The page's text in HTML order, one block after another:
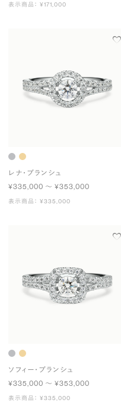
表示商品： ¥171,000
レナ・ブランシュ
¥335,000 〜 ¥353,000
表示商品： ¥335,000
ソフィー・ブランシュ
¥335,000 〜 ¥353,000
表示商品： ¥335,000